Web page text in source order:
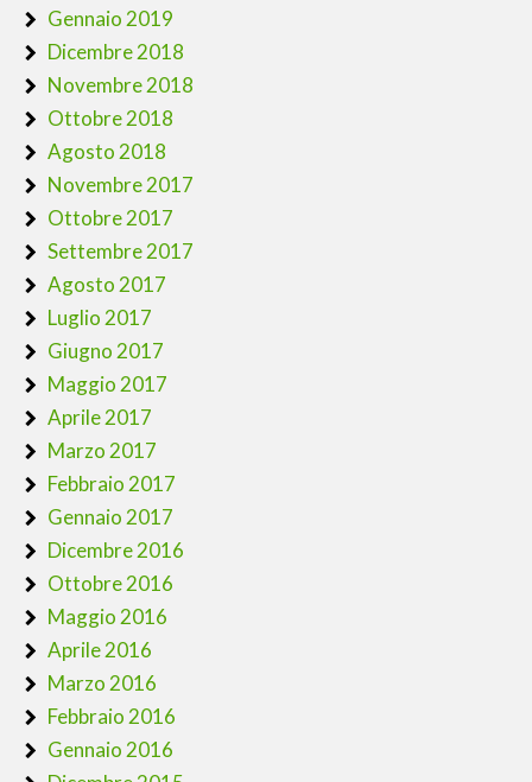
Gennaio 2019
Dicembre 2018
Novembre 2018
Ottobre 2018
Agosto 2018
Novembre 2017
Ottobre 2017
Settembre 2017
Agosto 2017
Luglio 2017
Giugno 2017
Maggio 2017
Aprile 2017
Marzo 2017
Febbraio 2017
Gennaio 2017
Dicembre 2016
Ottobre 2016
Maggio 2016
Aprile 2016
Marzo 2016
Febbraio 2016
Gennaio 2016